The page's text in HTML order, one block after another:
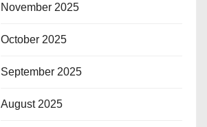
November 2025
October 2025
September 2025
August 2025